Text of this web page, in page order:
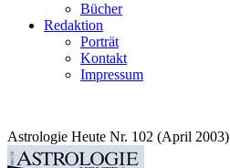
Bücher
Redaktion
Porträt
Kontakt
Impressum
Astrologie Heute Nr. 102 (April 2003)